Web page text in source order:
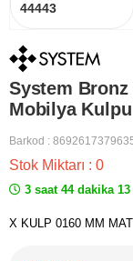
44443
System Bronz
Mobilya Kulpu
Barkod :
Stok Miktarı : 0
3 saat 44 dakika
X KULP 0160 MM